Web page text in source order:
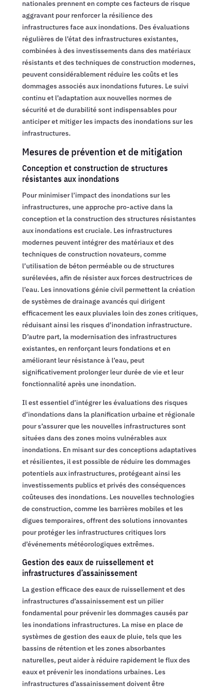
nationales prennent en compte ces facteurs de risque
aggravant pour renforcer la résilience des
infrastructures face aux inondations. Des évaluations
régulières de l’état des infrastructures existantes,
combinées à des investissements dans des matériaux
résistants et des techniques de construction modernes,
peuvent considérablement réduire les coûts et les
dommages associés aux inondations futures. Le suivi
continu et l’adaptation aux nouvelles normes de
sécurité et de durabilité sont indispensables pour
anticiper et mitiger les impacts des inondations sur les
infrastructures.
Mesures de prévention et de mitigation
Conception et construction de structures
résistantes aux inondations
Pour minimiser l’impact des inondations sur les
infrastructures, une approche pro-active dans la
conception et la construction des structures résistantes
aux inondations est cruciale. Les infrastructures
modernes peuvent intégrer des matériaux et des
techniques de construction novateurs, comme
l’utilisation de béton perméable ou de structures
surélevées, afin de résister aux forces destructrices de
l’eau. Les innovations génie civil permettent la création
de systèmes de drainage avancés qui dirigent
efficacement les eaux pluviales loin des zones critiques,
réduisant ainsi les risques d’inondation infrastructure.
D’autre part, la modernisation des infrastructures
existantes, en renforçant leurs fondations et en
améliorant leur résistance à l’eau, peut
significativement prolonger leur durée de vie et leur
fonctionnalité après une inondation.
Il est essentiel d’intégrer les évaluations des risques
d’inondations dans la planification urbaine et régionale
pour s’assurer que les nouvelles infrastructures sont
situées dans des zones moins vulnérables aux
inondations. En misant sur des conceptions adaptatives
et résilientes, il est possible de réduire les dommages
potentiels aux infrastructures, protégeant ainsi les
investissements publics et privés des conséquences
coûteuses des inondations. Les nouvelles technologies
de construction, comme les barrières mobiles et les
digues temporaires, offrent des solutions innovantes
pour protéger les infrastructures critiques lors
d’événements météorologiques extrêmes.
Gestion des eaux de ruissellement et
infrastructures d’assainissement
La gestion efficace des eaux de ruissellement et des
infrastructures d’assainissement est un pilier
fondamental pour prévenir les dommages causés par
les inondations infrastructures. La mise en place de
systèmes de gestion des eaux de pluie, tels que les
bassins de rétention et les zones absorbantes
naturelles, peut aider à réduire rapidement le flux des
eaux et prévenir les inondations urbaines. Les
infrastructures d’assainissement doivent être